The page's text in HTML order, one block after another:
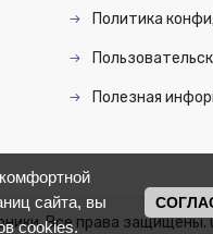
Политика
Полезная
Все права защищены.
сайта, вы
cookies.